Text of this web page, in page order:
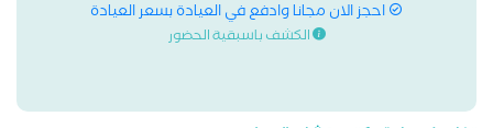
احجز الان مجانا وادفع في العيادة بسعر العيادة
الكشف باسبقية الحضور